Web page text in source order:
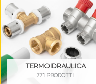
TERMOIDRAULICA
771 PRODOTTI